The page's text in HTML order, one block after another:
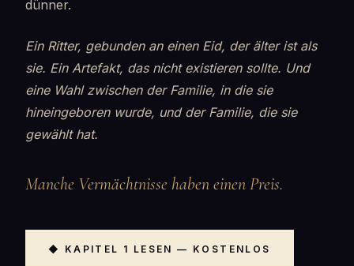
dünner.
Ein Ritter, gebunden an einen Eid, der älter ist als
sie. Ein Artefakt, das nicht existieren sollte. Und
eine Wahl zwischen der Familie, in die sie
hineingeboren wurde, und der Familie, die sie
gewählt hat.
Manche Vermächtnisse haben einen Preis.
◆ KAPITEL 1 LESEN — KOSTENLOS